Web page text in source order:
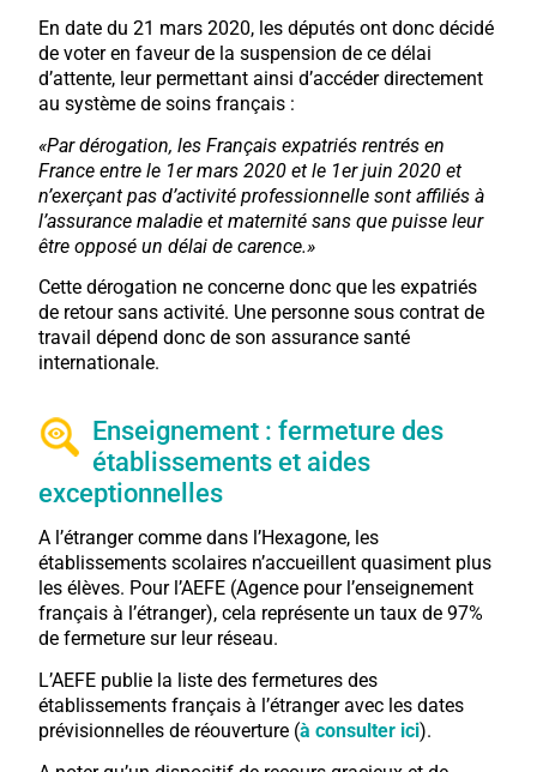
En date du 21 mars 2020, les députés ont donc décidé
de voter en faveur de la suspension de ce délai
d’attente, leur permettant ainsi d’accéder directement
au système de soins français :
«Par dérogation, les Français expatriés rentrés en
France entre le 1er mars 2020 et le 1er juin 2020 et
n’exerçant pas d’activité professionnelle sont affiliés à
l’assurance maladie et maternité sans que puisse leur
être opposé un délai de carence.»
Cette dérogation ne concerne donc que les expatriés
de retour sans activité. Une personne sous contrat de
travail dépend donc de son assurance santé
internationale.
Enseignement : fermeture des
établissements et aides
exceptionnelles
A l’étranger comme dans l’Hexagone, les
établissements scolaires n’accueillent quasiment plus
les élèves. Pour l’AEFE (Agence pour l’enseignement
français à l’étranger), cela représente un taux de 97%
de fermeture sur leur réseau.
L’AEFE publie la liste des fermetures des
établissements français à l’étranger avec les dates
prévisionnelles de réouverture (à consulter ici).